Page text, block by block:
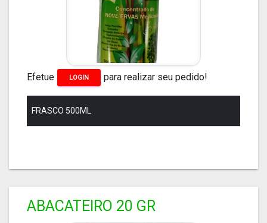
Efetue LOGIN para realizar seu pedido!
FRASCO 500ML
ABACATEIRO 20 GR